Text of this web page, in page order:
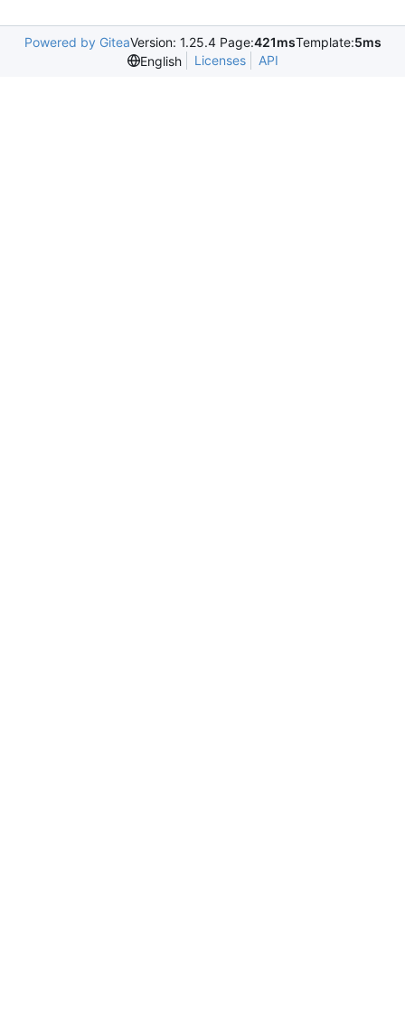
Powered by GiteaVersion: 1.25.4 Page:421msTemplate:5ms
English
Licenses API